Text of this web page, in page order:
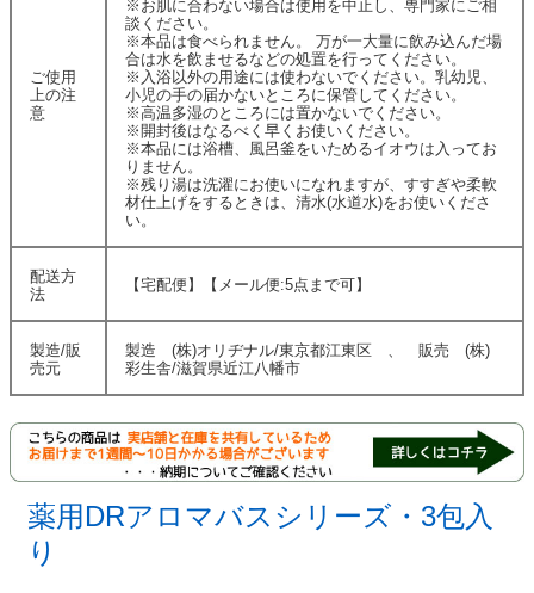
ご使用
上の注
意
※お肌に合わない場合は使用を中止し、専門家にご相
談ください。
※本品は食べられません。 万が一大量に飲み込んだ場
合は水を飲ませるなどの処置を行ってください。
※入浴以外の用途には使わないでください。乳幼児、
小児の手の届かないところに保管してください。
※高温多湿のところには置かないでください。
※開封後はなるべく早くお使いください。
※本品には浴槽、風呂釜をいためるイオウは入ってお
りません。
※残り湯は洗濯にお使いになれますが、すすぎや柔軟
材仕上げをするときは、清水(水道水)をお使いくださ
い。
配送方
法
【宅配便】【メール便:5点まで可】
製造/販
売元
製造 (株)オリヂナル/東京都江東区 、 販売 (株)
彩生舎/滋賀県近江八幡市
薬用DRアロマバスシリーズ・3包入
り